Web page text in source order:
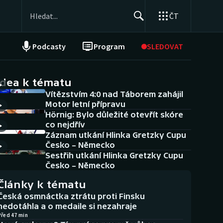
ČT
Podcasty Program SLEDOVAT
NEPŘEHLÉDNĚTE
Historické návraty
Aplikace ČT sport
AZ kvíz
k tématu
Vítězstvím 4:0 nad Táborem zahájil
Motor letní přípravu
Hörnig: Bylo důležité otevřít skóre
co nejdřív
Záznam utkání Hlinka Gretzky Cupu
Česko – Německo
Sestřih utkání Hlinka Gretzky Cupu
Česko – Německo
k tématu
osmnáctka ztrátu proti Finsku
a o medaile si nezahraje
47 min